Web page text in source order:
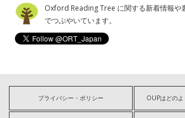
Oxford Reading Tree に関する新着情報や
でつぶやいています。
プライバシー・ポリシー